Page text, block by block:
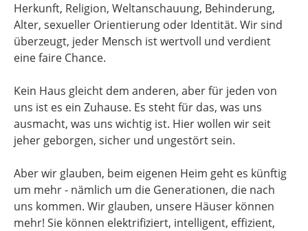
Herkunft, Religion, Weltanschauung, Behinderung,
Alter, sexueller Orientierung oder Identität. Wir sind
überzeugt, jeder Mensch ist wertvoll und verdient
eine faire Chance.
Kein Haus gleicht dem anderen, aber für jeden von
uns ist es ein Zuhause. Es steht für das, was uns
ausmacht, was uns wichtig ist. Hier wollen wir seit
jeher geborgen, sicher und ungestört sein.
Aber wir glauben, beim eigenen Heim geht es künftig
um mehr - nämlich um die Generationen, die nach
uns kommen. Wir glauben, unsere Häuser können
mehr! Sie können elektrifiziert, intelligent, effizient,